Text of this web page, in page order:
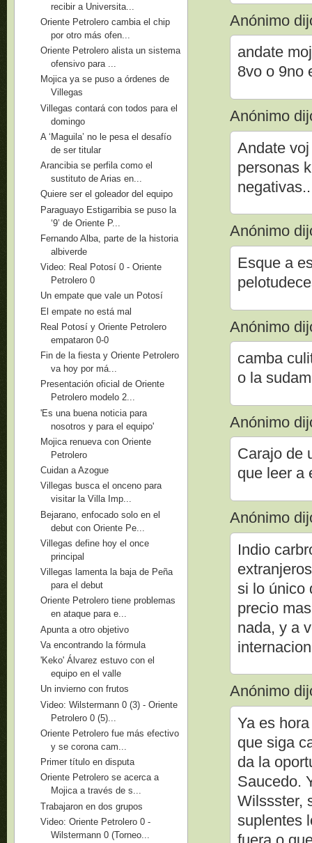
Anónimo
andate
8vo o 9no
Anónimo
Andate
personas
negativas..
Anónimo
Esque a
Anónimo
camba
o la
Anónimo
Carajo de
que leer a
Anónimo
Indio
si lo único
precio
nada, y a
Anónimo
Ya es
que siga
da la
Saucedo.
Wilssster,
suplentes
recibir a Universita...
Oriente Petrolero cambia el chip
por otro más ofen...
Oriente Petrolero alista un sistema
ofensivo para ...
Mojica ya se puso a órdenes de
Villegas
Villegas contará con todos para el
domingo
A ‘Maguila’ no le pesa el desafío
de ser titular
Arancibia se perfila como el
sustituto de Arias en...
Quiere ser el goleador del equipo
Paraguayo Estigarribia se puso la
‘9’ de Oriente P...
Fernando Alba, parte de la historia
albiverde
Video: Real Potosí 0 - Oriente
Petrolero 0
Un empate que vale un Potosí
El empate no está mal
Real Potosí y Oriente Petrolero
empataron 0-0
Fin de la fiesta y Oriente Petrolero
va hoy por má...
Presentación oficial de Oriente
Petrolero modelo 2...
'Es una buena noticia para
nosotros y para el equipo'
Mojica renueva con Oriente
Petrolero
Cuidan a Azogue
Villegas busca el onceno para
visitar la Villa Imp...
Bejarano, enfocado solo en el
debut con Oriente Pe...
Villegas define hoy el once
principal
Villegas lamenta la baja de Peña
para el debut
Oriente Petrolero tiene problemas
en ataque para e...
Apunta a otro objetivo
Va encontrando la fórmula
'Keko' Álvarez estuvo con el
equipo en el valle
Un invierno con frutos
Video: Wilstermann 0 (3) - Oriente
Petrolero 0 (5)...
Oriente Petrolero fue más efectivo
y se corona cam...
Primer título en disputa
Oriente Petrolero se acerca a
Mojica a través de s...
Trabajaron en dos grupos
Video: Oriente Petrolero 0 -
Wilstermann 0 (Torneo...